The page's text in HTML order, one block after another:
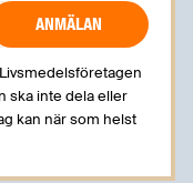
ska inte dela eller
kan när som helst